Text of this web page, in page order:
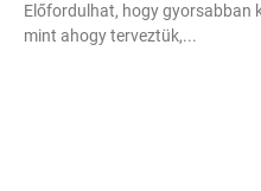
Előfordulhat, hogy gyorsabban
mint ahogy terveztük,